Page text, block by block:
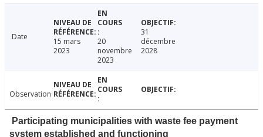
Date
15 mars
2023
20
novembre
2023
31
décembre
2028
Observation
Participating municipalities with waste fee payment
system established and functioning